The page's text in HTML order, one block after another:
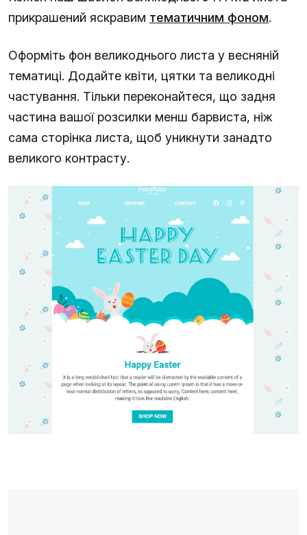
прикрашений яскравим тематичним фоном.
Оформіть фон великоднього листа у весняній
тематиці. Додайте квіти, цятки та великодні
частування. Тільки переконайтеся, що задня
частина вашої розсилки менш барвиста, ніж
сама сторінка листа, щоб уникнути занадто
великого контрасту.